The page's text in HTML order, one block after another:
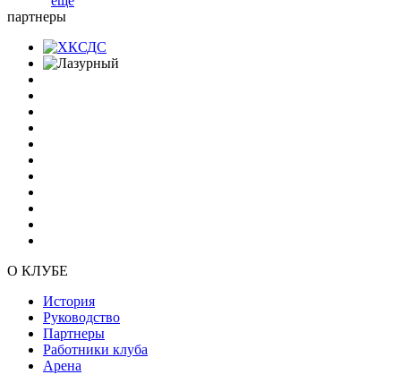
партнеры
О КЛУБЕ
История
Руководство
Партнеры
Работники клуба
Арена